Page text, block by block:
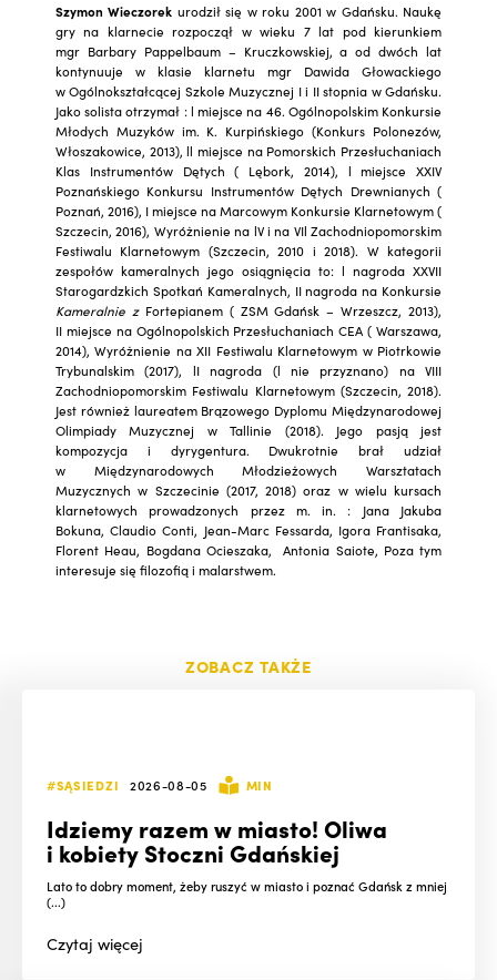
Szymon Wieczorek urodził się w roku 2001 w Gdańsku. Naukę
gry na klarnecie rozpoczął w wieku 7 lat pod kierunkiem
mgr Barbary Pappelbaum – Kruczkowskiej, a od dwóch lat
kontynuuje w klasie klarnetu mgr Dawida Głowackiego
w Ogólnokształcącej Szkole Muzycznej I i II stopnia w Gdańsku.
Jako solista otrzymał : l miejsce na 46. Ogólnopolskim Konkursie
Młodych Muzyków im. K. Kurpińskiego (Konkurs Polonezów,
Włoszakowice, 2013), ll miejsce na Pomorskich Przesłuchaniach
Klas Instrumentów Dętych ( Lębork, 2014), l miejsce XXIV
Poznańskiego Konkursu Instrumentów Dętych Drewnianych (
Poznań, 2016), I miejsce na Marcowym Konkursie Klarnetowym (
Szczecin, 2016), Wyróżnienie na lV i na VIl Zachodniopomorskim
Festiwalu Klarnetowym (Szczecin, 2010 i 2018). W kategorii
zespołów kameralnych jego osiągnięcia to: l nagroda XXVII
Starogardzkich Spotkań Kameralnych, II nagroda na Konkursie
Kameralnie z Fortepianem ( ZSM Gdańsk – Wrzeszcz, 2013),
II miejsce na Ogólnopolskich Przesłuchaniach CEA ( Warszawa,
2014), Wyróżnienie na XII Festiwalu Klarnetowym w Piotrkowie
Trybunalskim (2017), lI nagroda (l nie przyznano) na VIII
Zachodniopomorskim Festiwalu Klarnetowym (Szczecin, 2018).
Jest również laureatem Brązowego Dyplomu Międzynarodowej
Olimpiady Muzycznej w Tallinie (2018). Jego pasją jest
kompozycja i dyrygentura. Dwukrotnie brał udział
w Międzynarodowych Młodzieżowych Warsztatach
Muzycznych w Szczecinie (2017, 2018) oraz w wielu kursach
klarnetowych prowadzonych przez m. in. : Jana Jakuba
Bokuna, Claudio Conti, Jean-Marc Fessarda, Igora Frantisaka,
Florent Heau, Bogdana Ocieszaka, Antonia Saiote, Poza tym
interesuje się filozofią i malarstwem.
ZOBACZ TAKŻE
#SĄSIEDZI 2026-08-05 MIN
Idziemy razem w miasto! Oliwa
i kobiety Stoczni Gdańskiej
Lato to dobry moment, żeby ruszyć w miasto i poznać Gdańsk z mniej
(...)
Czytajwięcej